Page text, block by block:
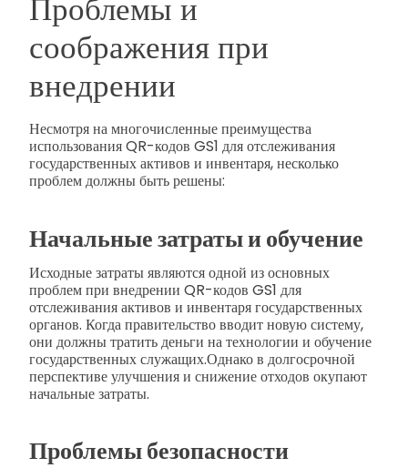
соображения при
внедрении
Несмотря на многочисленные преимущества
использования QR-кодов GS1 для отслеживания
государственных активов и инвентаря, несколько
проблем должны быть решены:
Начальные затраты и обучение
Исходные затраты являются одной из основных
проблем при внедрении QR-кодов GS1 для
отслеживания активов и инвентаря государственных
органов. Когда правительство вводит новую систему,
они должны тратить деньги на технологии и обучение
государственных служащих.Однако в долгосрочной
перспективе улучшения и снижение отходов окупают
начальные затраты.
Проблемы безопасности